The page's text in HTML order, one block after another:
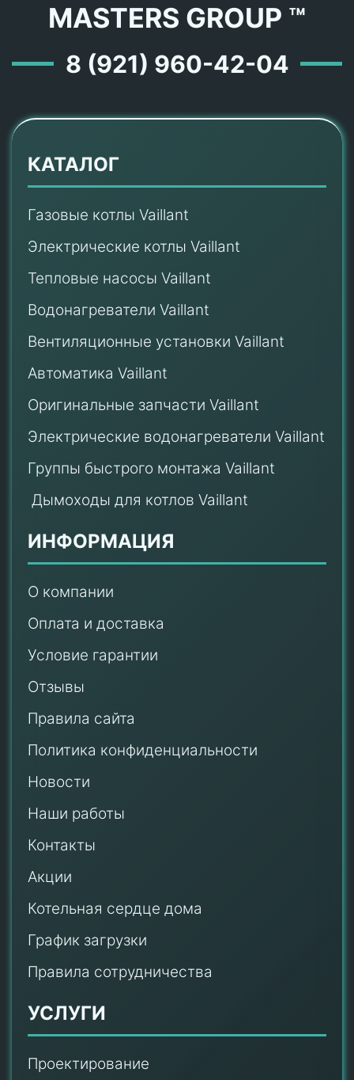
MASTERS GROUP ™
8 (921) 960-42-04
КАТАЛОГ
Газовые котлы Vaillant
Электрические котлы Vaillant
Тепловые насосы Vaillant
Водонагреватели Vaillant
Вентиляционные установки Vaillant
Автоматика Vaillant
Оригинальные запчасти Vaillant
Электрические водонагреватели Vaillant
Группы быстрого монтажа Vaillant
Дымоходы для котлов Vaillant
ИНФОРМАЦИЯ
О компании
Оплата и доставка
Условие гарантии
Отзывы
Правила сайта
Политика конфиденциальности
Новости
Наши работы
Контакты
Акции
Котельная сердце дома
График загрузки
Правила сотрудничества
УСЛУГИ
Проектирование